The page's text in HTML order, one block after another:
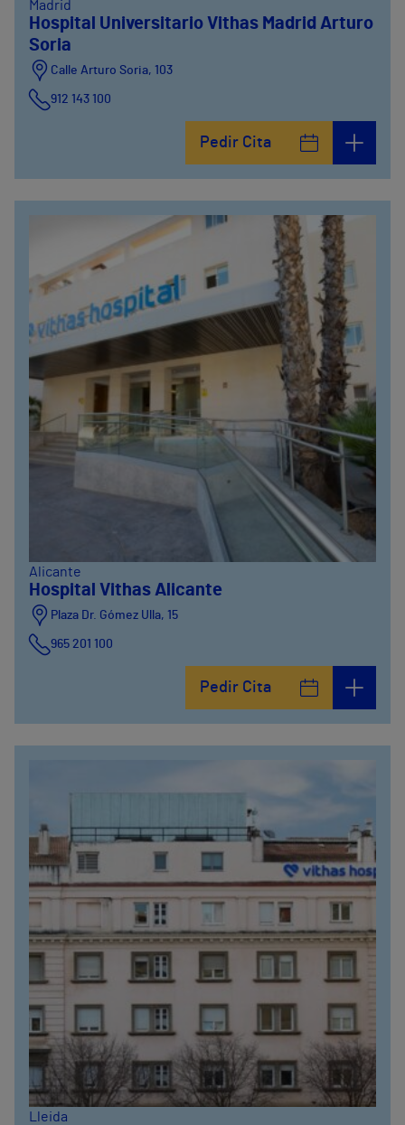
Madrid
Hospital Universitario Vithas Madrid Arturo
Soria
Calle Arturo Soria, 103
912 143 100
Pedir Cita
Alicante
Hospital Vithas Alicante
Plaza Dr. Gómez Ulla, 15
965 201 100
Pedir Cita
Lleida